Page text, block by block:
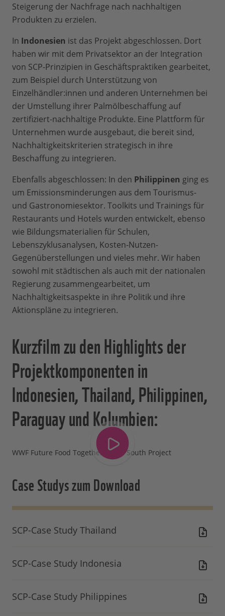
Steigerung der Nachfrage nach nachhaltigen
Produkten zu erzielen.
In Indonesien ist das Projekt abgeschlossen. Dort
haben wir mit dem Privatsektor an der Integration
von SCP-Prinzipien in Geschäftspraktiken gearbeitet,
zum Beispiel durch Unterstützung von
Einzelhändler:innen und anderen Unternehmen bei
der Umstellung ihrer Palmölbeschaffung auf
zertifiziert-nachhaltige Produkte. Eine Plattform für
Unternehmen wurde ausgebaut, die bereit sind,
Nachhaltigkeitskriterien strategisch in ihre
Beschaffung zu integrieren.
Ebenfalls abgeschlossen: In den Philippinen ging es
um Emissionsminderungen aus dem Tourismus-
und Gastronomiesektor. Toolkits und Trainings für
Restaurants und Hotels wurden entwickelt, ebenso
wie Bildungsmaterialien für Schulen,
Lebenszyklusanalysen, Kosten-Nutzen-
Gegenüberstellungen und vieles mehr. Wir haben
sowohl mit städtischen als auch mit der nationalen
Regierung zusammengearbeitet, um
Nachhaltigkeitsaspekte in ihre Politik und ihre
Aktionspläne zu integrieren.
Kurzfilm zu den Highlights der
Projektkomponenten in
Indonesien, Thailand, Philippinen,
Paraguay und Kolumbien:
WWF Future Food Together South South Project
Case Studys zum Download
SCP-Case Study Thailand
SCP-Case Study Indonesia
SCP-Case Study Philippines